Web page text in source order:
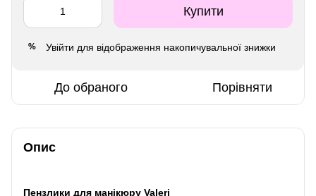
Купити
% Увійти для відображення накопичувальної знижки
До обраного Порівняти
Опис
Пензлики для манікюру Valeri